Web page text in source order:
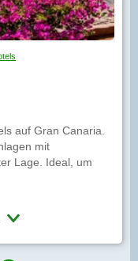
auf Gran Canaria.
mit
Lage. Ideal, um